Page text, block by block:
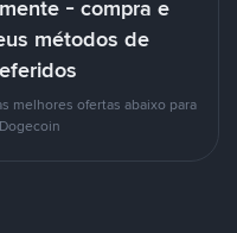
- compra e
métodos de
melhores ofertas abaixo para